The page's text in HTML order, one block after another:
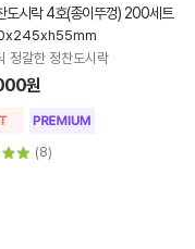
도시락 4호(종이뚜껑) 200세트
정갈한 정찬도시락
원
(8)